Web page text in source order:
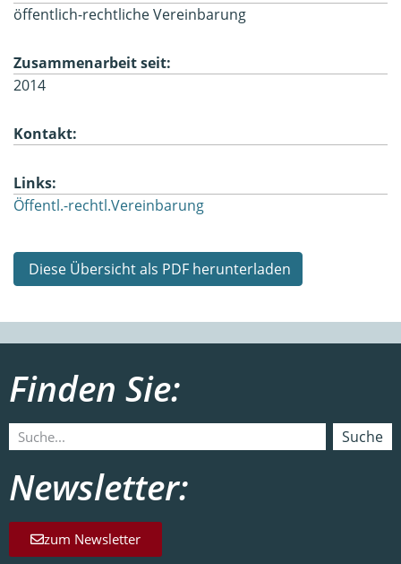
öffentlich-rechtliche Vereinbarung
Zusammenarbeit seit:
2014
Kontakt:
Links:
Öffentl.-rechtl.Vereinbarung
Diese Übersicht als PDF herunterladen
Finden Sie:
Suche
Newsletter:
zum Newsletter